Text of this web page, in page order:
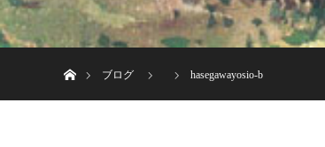
ブログ
hasegawayosio-b